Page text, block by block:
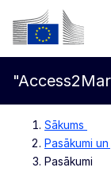
Pāriet uz
Eiropas
Sākums
Pasākumi
Pasākumi